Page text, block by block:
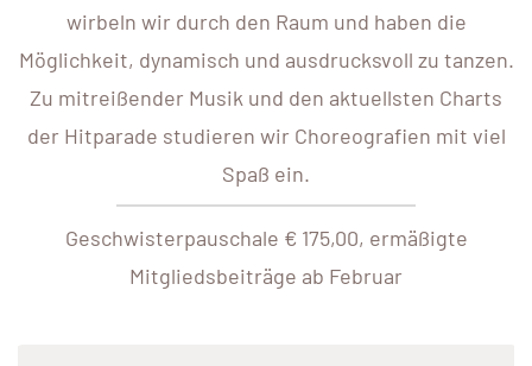
wirbeln wir durch den Raum und haben die
Möglichkeit, dynamisch und ausdrucksvoll zu tanzen.
Zu mitreißender Musik und den aktuellsten Charts
der Hitparade studieren wir Choreografien mit viel
Spaß ein.
Geschwisterpauschale € 175,00, ermäßigte
Mitgliedsbeiträge ab Februar